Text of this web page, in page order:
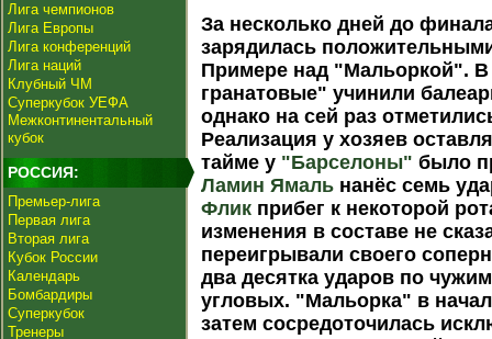
Лига чемпионов
Лига Европы
Лига конференций
Лига наций
Клубный ЧМ
Суперкубок УЕФА
Межконтинентальный
кубок
РОССИЯ:
Премьер-лига
Первая лига
Вторая лига
Кубок России
Календарь
Бомбардиры
Суперкубок
Тренеры
За несколько дней до
зарядилась
Примере над "Мальоркой". В
гранатовые" учинили
однако на сей раз
Реализация у хозяев
тайме у "Барселоны" было
Ламин Ямаль нанёс семь
Флик прибег к некоторой
изменения в составе не
переигрывали своего
два десятка ударов по
угловых. "Мальорка" в
затем сосредоточилась